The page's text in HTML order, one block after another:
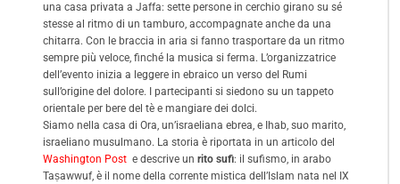
una casa privata a Jaffa: sette persone in cerchio girano su sé
stesse al ritmo di un tamburo, accompagnate anche da una
chitarra. Con le braccia in aria si fanno trasportare da un ritmo
sempre più veloce, finché la musica si ferma. L’organizzatrice
dell’evento inizia a leggere in ebraico un verso del Rumi
sull’origine del dolore. I partecipanti si siedono su un tappeto
orientale per bere del tè e mangiare dei dolci.
Siamo nella casa di Ora, un’israeliana ebrea, e Ihab, suo marito,
israeliano musulmano. La storia è riportata in un articolo del
Washington Post e descrive un rito sufi: il sufismo, in arabo
Taṣawwuf, è il nome della corrente mistica dell’Islam nata nel IX